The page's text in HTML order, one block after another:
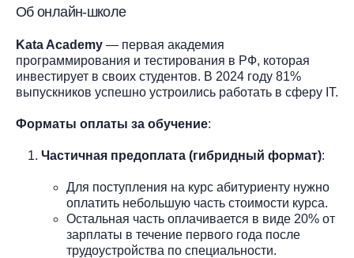
Об онлайн-школе
Kata Academy — первая академия
программирования и тестирования в РФ, которая
инвестирует в своих студентов. В 2024 году 81%
выпускников успешно устроились работать в сферу IT.
Форматы оплаты за обучение:
Частичная предоплата (гибридный формат):
Для поступления на курс абитуриенту нужно
оплатить небольшую часть стоимости курса.
Остальная часть оплачивается в виде 20% от
зарплаты в течение первого года после
трудоустройства по специальности.